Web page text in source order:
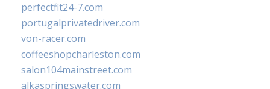
perfectfit24-7.com
portugalprivatedriver.com
von-racer.com
coffeeshopcharleston.com
salon104mainstreet.com
alkaspringswater.com